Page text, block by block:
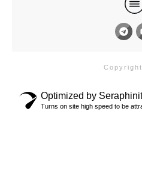
Optimized by
Turns on site high speed to be